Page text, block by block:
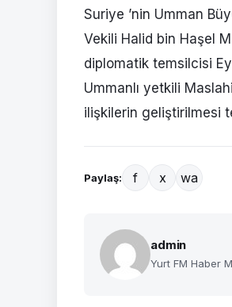
Suriye ’nin Umman
Vekili Halid bin Haşel
diplomatik temsilcisi
Ummanlı yetkili
ilişkilerin geliştirilmesi
Paylaş: f x wa
admin
Yurt FM Haber